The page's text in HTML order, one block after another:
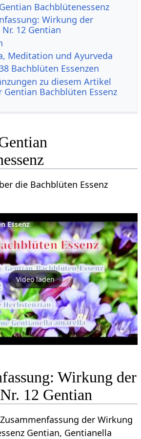
Bachblütenessenz
Wirkung der
12 Gentian
Meditation und Ayurveda
Bachblüten Essenzen
zu diesem Artikel
Gentian Bachblüten Essenz
die Bachblüten Essenz
Essenz
Video laden
Wirkung der
12 Gentian
der Wirkung
Gentian, Gentianella